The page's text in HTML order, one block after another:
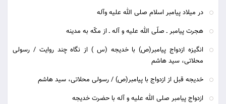
در میلاد پیامبر اسلام صلی الله علیه وآله
هجرت پیامبر ـ صلّی الله علیه و آله ـ از مكّه به مدینه
انگیزه ازدواج پیامبر(ص) با خدیجه (س ) از نگاه چند روایت / رسولی
محلاتی، سید هاشم
خدیجه قبل از ازدواج با پیامبر(ص) / رسولی محلاتی، سید هاشم
ازدواج پیامبر صلی الله علیه و آله با حضرت خدیجه